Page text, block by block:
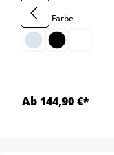
Gestell Farbeauswählen
Ab 144,90 €*